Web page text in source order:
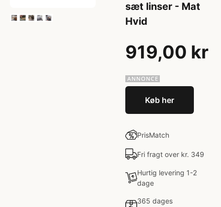
sæt linser - Mat
Hvid
919,00 kr
Køb her
PrisMatch
Fri fragt over kr. 349
Hurtig levering 1-2
dage
365 dages